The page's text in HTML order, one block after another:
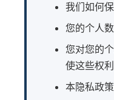
我们如何
您的个人
您对您的
使这些权利
本隐私政